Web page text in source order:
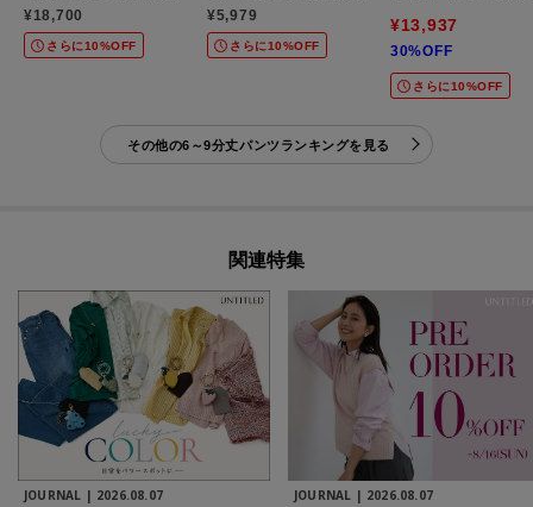
¥18,700
さらに10%OFF
¥5,979
さらに10%OFF
¥13,937
30%OFF
さらに10%OFF
その他の6～9分丈パンツランキングを見る
関連特集
JOURNAL | 2026.08.07 JOURNAL | 2026.08.07